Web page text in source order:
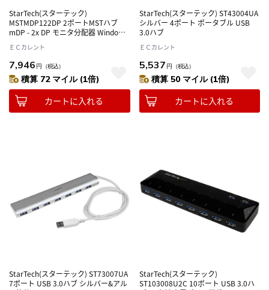
StarTech(スターテック)
MSTMDP122DP 2ポートMSTハブ
mDP - 2x DP モニタ分配器 Windows
ＥＣカレント
7,946 円 （税込）
積算 72 マイル (1倍)
カートに入れる
StarTech(スターテック) ST43004UA
シルバー 4ポート ポータブル USB
3.0ハブ
ＥＣカレント
5,537 円 （税込）
積算 50 マイル (1倍)
カートに入れる
StarTech(スターテック) ST73007UA
7ポート USB 3.0ハブ シルバー&アル
StarTech(スターテック)
ST103008U2C 10ポート USB 3.0ハ